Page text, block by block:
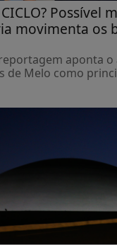
Possível
movimenta os
aponta o
de Melo como